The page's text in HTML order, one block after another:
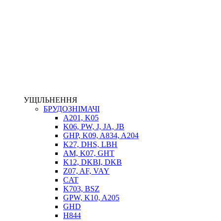
ВТУЛКИ
УЩІЛЬНЕННЯ
БРУДОЗНІМАЧІ
A201, K05
K06, PW, J, JA, JB
GHP, K09, A834, A204
K27, DHS, LBH
AM, K07, GHT
K12, DKBI, DKB
Z07, AF, VAY
CAT
K703, BSZ
GPW, K10, A205
GHD
H844